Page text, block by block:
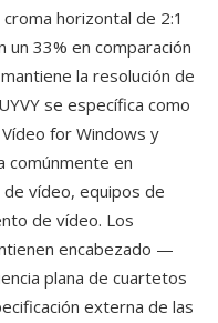
horizontal de 2:1
33% en comparación
la resolución de
se específica como
for Windows y
comúnmente en
vídeo, equipos de
de vídeo. Los
encabezado —
plana de cuartetos
externa de las